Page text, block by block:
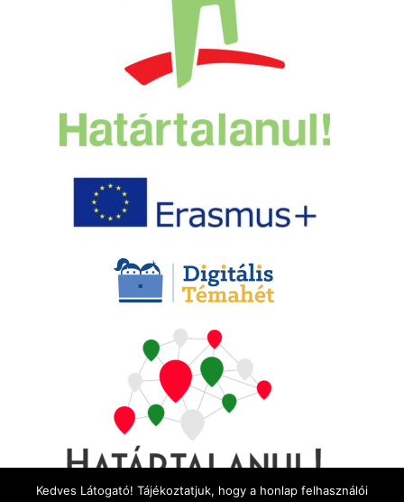
Kedves Látogató! Tájékoztatjuk, hogy a honlap felhasználói